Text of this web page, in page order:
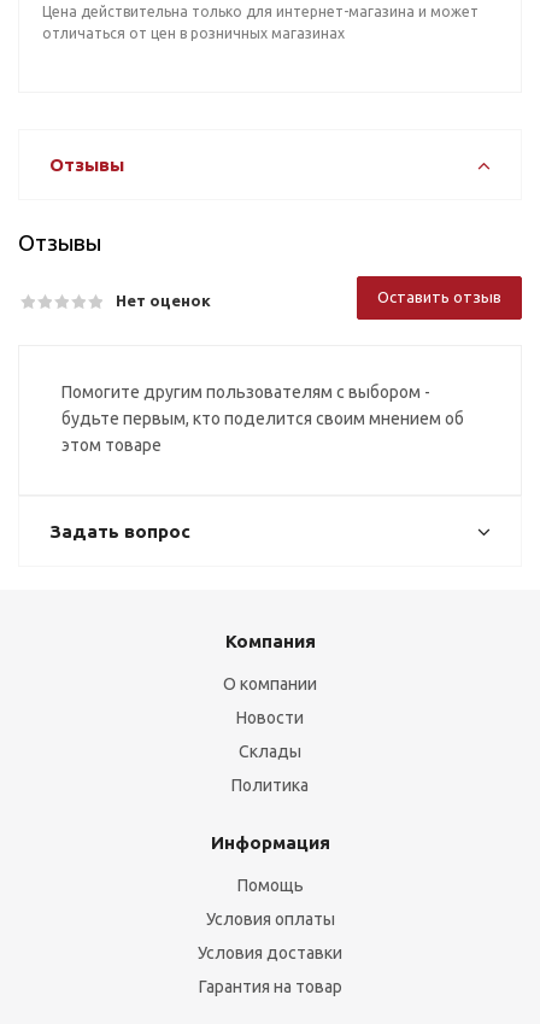
Цена действительна только для интернет-магазина и может
отличаться от цен в розничных магазинах
Отзывы
Отзывы
Нет оценок Оставить отзыв
Помогите другим пользователям с выбором -
будьте первым, кто поделится своим мнением об
этом товаре
Задать вопрос
Компания
О компании
Новости
Склады
Политика
Информация
Помощь
Условия оплаты
Условия доставки
Гарантия на товар